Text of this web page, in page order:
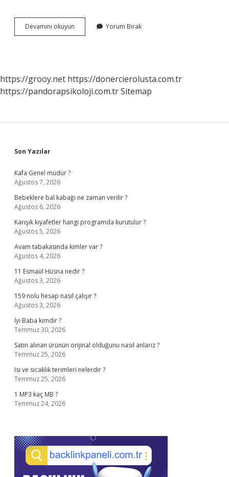
Devamını okuyun Kaymakam
Uğur
Yorum Bırak
https://grooy.net https://donercierolusta.com.tr
https://pandorapsikoloji.com.trSitemap
Sidebar
Son Yazılar
Kafa Genel müdür ?
Ağustos 7, 2026
Bebeklere bal kabağı ne zaman verilir ?
Ağustos 6, 2026
Karışık kıyafetler hangi programda kurutulur ?
Ağustos 5, 2026
Avam tabakasında kimler var ?
Ağustos 4, 2026
11 Esmaül Hüsna nedir ?
Ağustos 3, 2026
159 nolu hesap nasıl çalışır ?
Ağustos 3, 2026
İyi Baba kimdir ?
Temmuz 30, 2026
Satın alınan ürünün orijinal olduğunu nasıl anlarız ?
Temmuz 25, 2026
Isı ve sıcaklık terimleri nelerdir ?
Temmuz 25, 2026
1 MP3 kaç MB ?
Temmuz 24, 2026